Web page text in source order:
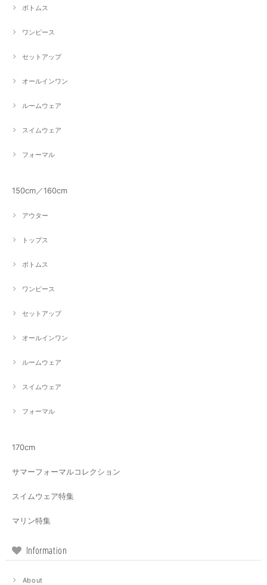
ボトムス
ワンピース
セットアップ
オールインワン
ルームウェア
スイムウェア
フォーマル
150cm／160cm
アウター
トップス
ボトムス
ワンピース
セットアップ
オールインワン
ルームウェア
スイムウェア
フォーマル
170cm
サマーフォーマルコレクション
スイムウェア特集
マリン特集
Information
About